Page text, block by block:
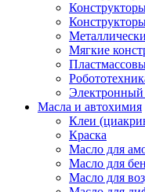
Мягкие
Электронный
Масла и автохимия
Клеи
Краска
Масло для
Масло для
Масло для